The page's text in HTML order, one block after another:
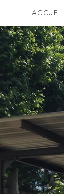
ACCUEIL